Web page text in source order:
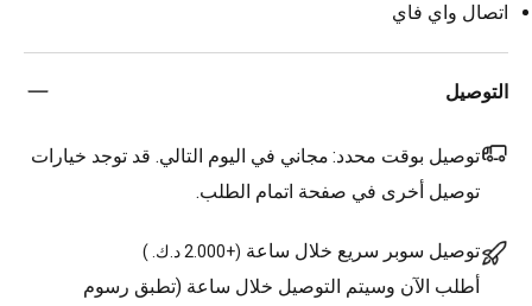
اتصال واي فاي
التوصيل
توصيل بوقت محدد: مجاني في اليوم التالي. قد توجد خيارات
توصيل أخرى في صفحة اتمام الطلب.
توصيل سوبر سريع خلال ساعة (+2.000 د.ك. )
أطلب الآن وسيتم التوصيل خلال ساعة (تطبق رسوم